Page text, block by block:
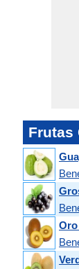
Frutas